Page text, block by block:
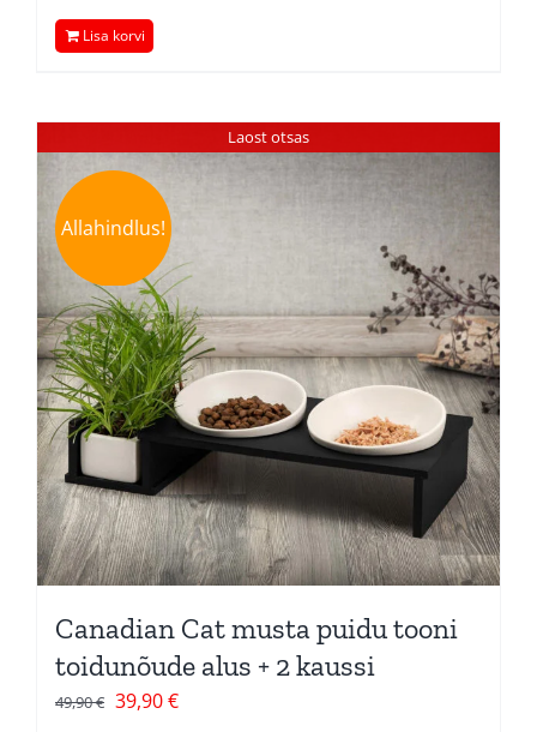
Lisa korvi
Laost otsas
Allahindlus!
Canadian Cat musta puidu tooni
toidunõude alus + 2 kaussi
49,90€ Algne
39,90€Current